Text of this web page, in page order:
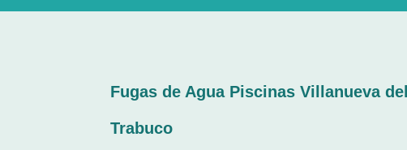
Fugas de Agua Piscinas Villanueva del
Trabuco